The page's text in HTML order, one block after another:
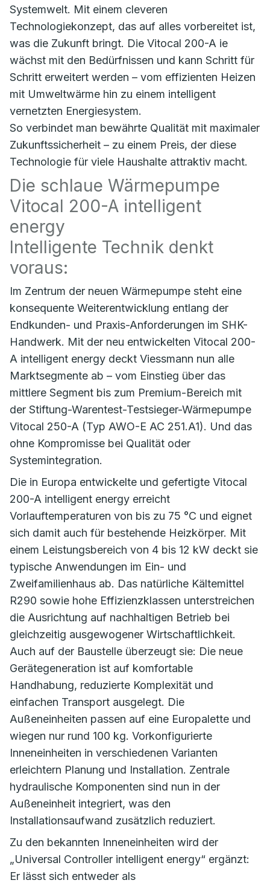
Systemwelt. Mit einem cleveren
Technologiekonzept, das auf alles vorbereitet ist,
was die Zukunft bringt. Die Vitocal 200-A ie
wächst mit den Bedürfnissen und kann Schritt für
Schritt erweitert werden – vom effizienten Heizen
mit Umweltwärme hin zu einem intelligent
vernetzten Energiesystem.
So verbindet man bewährte Qualität mit maximaler
Zukunftssicherheit – zu einem Preis, der diese
Technologie für viele Haushalte attraktiv macht.
Die schlaue Wärmepumpe
Vitocal 200-A intelligent
energy
Intelligente Technik denkt
voraus:
Im Zentrum der neuen Wärmepumpe steht eine
konsequente Weiterentwicklung entlang der
Endkunden- und Praxis-Anforderungen im SHK-
Handwerk. Mit der neu entwickelten Vitocal 200-
A intelligent energy deckt Viessmann nun alle
Marktsegmente ab – vom Einstieg über das
mittlere Segment bis zum Premium-Bereich mit
der Stiftung-Warentest-Testsieger-Wärmepumpe
Vitocal 250-A (Typ AWO-E AC 251.A1). Und das
ohne Kompromisse bei Qualität oder
Systemintegration.
Die in Europa entwickelte und gefertigte Vitocal
200-A intelligent energy erreicht
Vorlauftemperaturen von bis zu 75 °C und eignet
sich damit auch für bestehende Heizkörper. Mit
einem Leistungsbereich von 4 bis 12 kW deckt sie
typische Anwendungen im Ein- und
Zweifamilienhaus ab. Das natürliche Kältemittel
R290 sowie hohe Effizienzklassen unterstreichen
die Ausrichtung auf nachhaltigen Betrieb bei
gleichzeitig ausgewogener Wirtschaftlichkeit.
Auch auf der Baustelle überzeugt sie: Die neue
Gerätegeneration ist auf komfortable
Handhabung, reduzierte Komplexität und
einfachen Transport ausgelegt. Die
Außeneinheiten passen auf eine Europalette und
wiegen nur rund 100 kg. Vorkonfigurierte
Inneneinheiten in verschiedenen Varianten
erleichtern Planung und Installation. Zentrale
hydraulische Komponenten sind nun in der
Außeneinheit integriert, was den
Installationsaufwand zusätzlich reduziert.
Zu den bekannten Inneneinheiten wird der
„Universal Controller intelligent energy“ ergänzt:
Er lässt sich entweder als